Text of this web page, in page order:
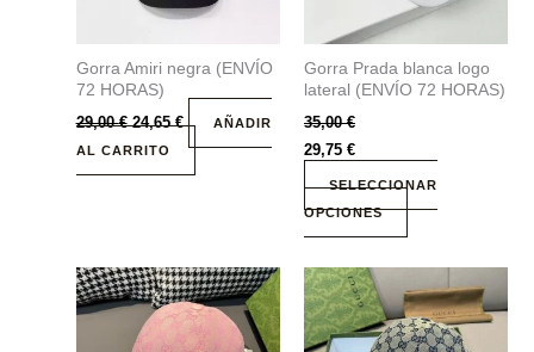
Gorra Amiri negra (ENVÍO
72 HORAS)
29,00€ 24,65€
AÑADIR
AL CARRITO
Gorra Prada blanca logo
lateral (ENVÍO 72 HORAS)
35,00€
29,75 €
SELECCIONAR
OPCIONES
opciones
se
pueden
elegir
página
de
producto